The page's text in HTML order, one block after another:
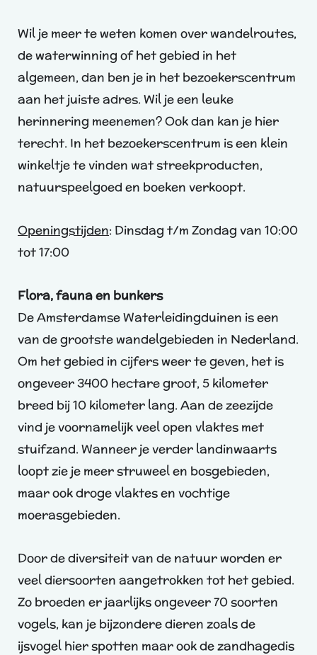
Wil je meer te weten komen over wandelroutes,
de waterwinning of het gebied in het
algemeen, dan ben je in het bezoekerscentrum
aan het juiste adres. Wil je een leuke
herinnering meenemen? Ook dan kan je hier
terecht. In het bezoekerscentrum is een klein
winkeltje te vinden wat streekproducten,
natuurspeelgoed en boeken verkoopt.
Openingstijden: Dinsdag t/m Zondag van 10:00
tot 17:00
Flora, fauna en bunkers
De Amsterdamse Waterleidingduinen is een
van de grootste wandelgebieden in Nederland.
Om het gebied in cijfers weer te geven, het is
ongeveer 3400 hectare groot, 5 kilometer
breed bij 10 kilometer lang. Aan de zeezijde
vind je voornamelijk veel open vlaktes met
stuifzand. Wanneer je verder landinwaarts
loopt zie je meer struweel en bosgebieden,
maar ook droge vlaktes en vochtige
moerasgebieden.
Door de diversiteit van de natuur worden er
veel diersoorten aangetrokken tot het gebied.
Zo broeden er jaarlijks ongeveer 70 soorten
vogels, kan je bijzondere dieren zoals de
ijsvogel hier spotten maar ook de zandhagedis